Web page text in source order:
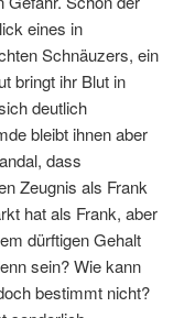
eines in
Schnäuzers, ein
bringt ihr Blut in
deutlich
bleibt ihnen aber
dass
Zeugnis als Frank
hat als Frank, aber
dürftigen Gehalt
sein? Wie kann
bestimmt nicht?